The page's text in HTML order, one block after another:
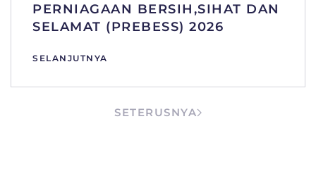
PERNIAGAAN BERSIH,SIHAT DAN
SELAMAT (PREBESS) 2026
SELANJUTNYA
SETERUSNYA